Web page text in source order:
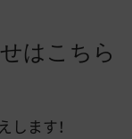
はこちら
ます！